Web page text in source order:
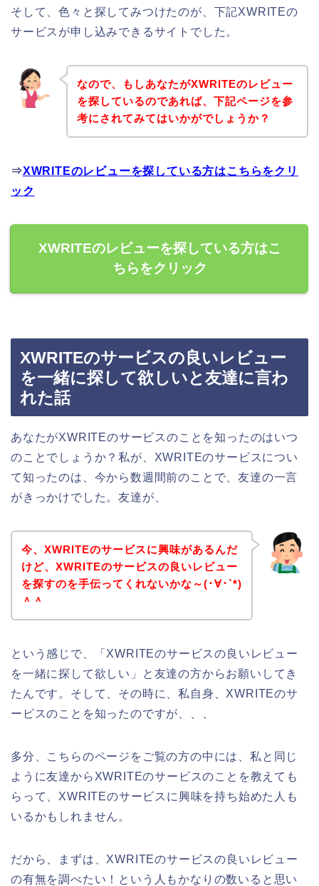
そして、色々と探してみつけたのが、下記XWRITEの
サービスが申し込みできるサイトでした。
なので、もしあなたがXWRITEのレビュー
を探しているのであれば、下記ページを参
考にされてみてはいかがでしょうか？
⇒XWRITEのレビューを探している方はこちらをクリ
ック
XWRITEのレビューを探している方はこ
ちらをクリック
XWRITEのサービスの良いレビュー
を一緒に探して欲しいと友達に言わ
れた話
あなたがXWRITEのサービスのことを知ったのはいつ
のことでしょうか？私が、XWRITEのサービスについ
て知ったのは、今から数週間前のことで、友達の一言
がきっかけでした。友達が、
今、XWRITEのサービスに興味があるんだ
けど、XWRITEのサービスの良いレビュー
を探すのを手伝ってくれないかな～(･∀･`*)
＾＾
という感じで、「XWRITEのサービスの良いレビュー
を一緒に探して欲しい」と友達の方からお願いしてき
たんです。そして、その時に、私自身、XWRITEのサ
ービスのことを知ったのですが、、、
多分、こちらのページをご覧の方の中には、私と同じ
ように友達からXWRITEのサービスのことを教えても
らって、XWRITEのサービスに興味を持ち始めた人も
いるかもしれません。
だから、まずは、XWRITEのサービスの良いレビュー
の有無を調べたい！という人もかなりの数いると思い